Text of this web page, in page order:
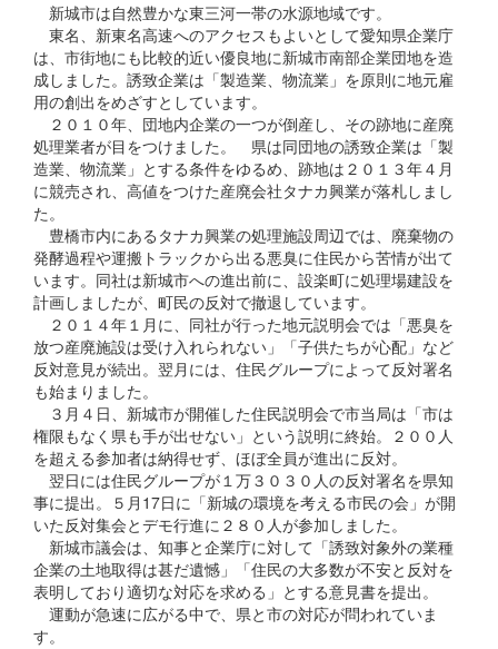
新城市は自然豊かな東三河一帯の水源地域です。
東名、新東名高速へのアクセスもよいとして愛知県企業庁
は、市街地にも比較的近い優良地に新城市南部企業団地を造
成しました。誘致企業は「製造業、物流業」を原則に地元雇
用の創出をめざすとしています。
２０１０年、団地内企業の一つが倒産し、その跡地に産廃
処理業者が目をつけました。 県は同団地の誘致企業は「製
造業、物流業」とする条件をゆるめ、跡地は２０１３年４月
に競売され、高値をつけた産廃会社タナカ興業が落札しまし
た。
豊橋市内にあるタナカ興業の処理施設周辺では、廃棄物の
発酵過程や運搬トラックから出る悪臭に住民から苦情が出て
います。同社は新城市への進出前に、設楽町に処理場建設を
計画しましたが、町民の反対で撤退しています。
２０１４年１月に、同社が行った地元説明会では「悪臭を
放つ産廃施設は受け入れられない」「子供たちが心配」など
反対意見が続出。翌月には、住民グループによって反対署名
も始まりました。
３月４日、新城市が開催した住民説明会で市当局は「市は
権限もなく県も手が出せない」という説明に終始。２００人
を超える参加者は納得せず、ほぼ全員が進出に反対。
翌日には住民グループが１万３０３０人の反対署名を県知
事に提出。５月17日に「新城の環境を考える市民の会」が開
いた反対集会とデモ行進に２８０人が参加しました。
新城市議会は、知事と企業庁に対して「誘致対象外の業種
企業の土地取得は甚だ遺憾」「住民の大多数が不安と反対を
表明しており適切な対応を求める」とする意見書を提出。
運動が急速に広がる中で、県と市の対応が問われていま
す。